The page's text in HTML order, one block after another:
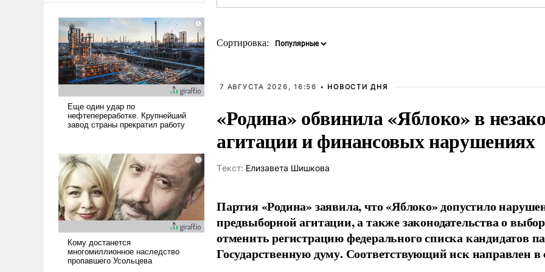
Сортировка:
7 АВГУСТА 2026, 16:56 • НОВОСТИ ДНЯ
«Родина» обвинила «Яблоко» в
агитации и финансовых нарушениях
Tекст: Елизавета Шишкова
Партия «Родина» заявила, что «Яблоко» допустило
предвыборной агитации, а также законодательства о
отменить регистрацию федерального списка кандидатов
Государственную думу. Соответствующий иск направлен в